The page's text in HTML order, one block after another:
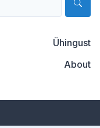
Ühingust
About